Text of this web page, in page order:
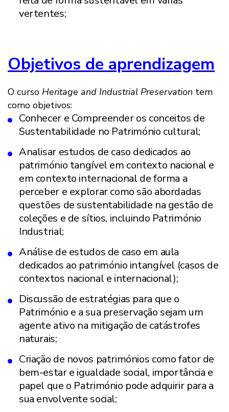
vertentes;
Objetivos de aprendizagem
O curso Heritage and Industrial Preservation tem
como objetivos:
Conhecer e Compreender os conceitos de
Sustentabilidade no Património cultural;
Analisar estudos de caso dedicados ao
património tangível em contexto nacional e
em contexto internacional de forma a
perceber e explorar como são abordadas
questões de sustentabilidade na gestão de
coleções e de sítios, incluindo Património
Industrial;
Análise de estudos de caso em aula
dedicados ao património intangível (casos de
contextos nacional e internacional);
Discussão de estratégias para que o
Património e a sua preservação sejam um
agente ativo na mitigação de catástrofes
naturais;
Criação de novos patrimónios como fator de
bem-estar e igualdade social, importância e
papel que o Património pode adquirir para a
sua envolvente social;